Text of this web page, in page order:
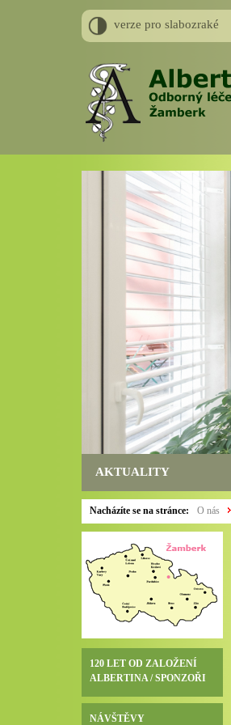
verze pro slabozraké
AKTUALITY
Nacházíte se na stránce: O nás
120 LET OD ZALOŽENÍ
ALBERTINA / SPONZOŘI
NÁVŠTĚVY